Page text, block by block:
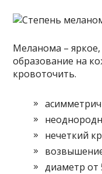
Меланома –
образование на
кровоточить.
нечеткий
диаметр от